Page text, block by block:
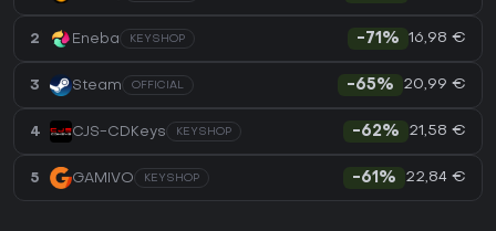
2 Eneba KEYSHOP -71% 16,98 €
3 Steam OFFICIAL -65% 20,99 €
4 CJS-CDKeys KEYSHOP -62% 21,58 €
5 GAMIVO KEYSHOP -61% 22,84 €